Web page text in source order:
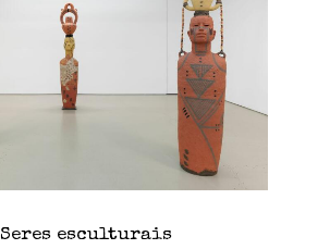
Seres esculturais